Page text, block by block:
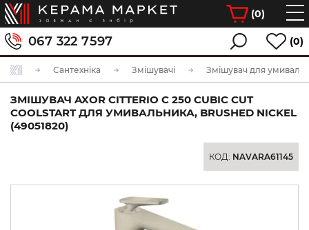
(0)
067 322 7597 (0)
Сантехніка Змішувачі Змішувач для
ЗМІШУВАЧ AXOR CITTERIO C 250 CUBIC CUT
COOLSTART ДЛЯ УМИВАЛЬНИКА, BRUSHED NICKEL
(49051820)
КОД: NAVARA61145